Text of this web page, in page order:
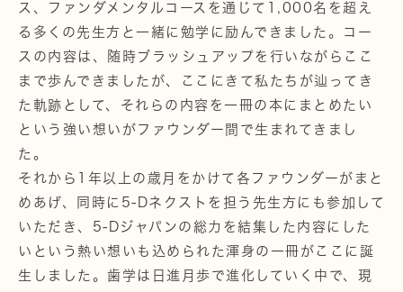
ス、ファンダメンタルコースを通じて1,000名を超え
る多くの先生方と一緒に勉学に励んできました。コー
スの内容は、随時ブラッシュアップを行いながらここ
まで歩んできましたが、ここにきて私たちが辿ってき
た軌跡として、それらの内容を一冊の本にまとめたい
という強い想いがファウンダー間で生まれてきまし
た。
それから1年以上の歳月をかけて各ファウンダーがまと
めあげ、同時に5-Dネクストを担う先生方にも参加して
いただき、5-Dジャパンの総力を結集した内容にした
いという熱い想いも込められた渾身の一冊がここに誕
生しました。歯学は日進月歩で進化していく中で、現